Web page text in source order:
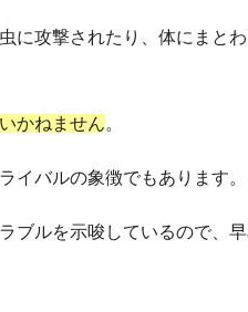
に攻撃されたり、体にまと
かねません。
イバルの象徴でもあります。
ブルを示唆しているので、